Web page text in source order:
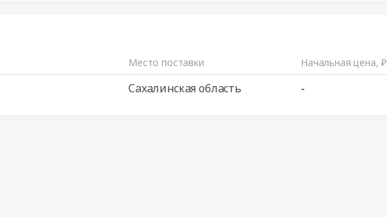
Место поставки Начальная цена, ₽
Сахалинская область -